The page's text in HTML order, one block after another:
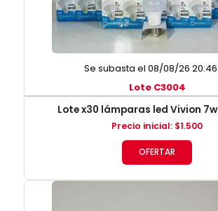
Se subasta el 08/08/26
Lote C3004
Lote x30 lámparas led Vivion
Precio inicial: $1.500
OFERTAR